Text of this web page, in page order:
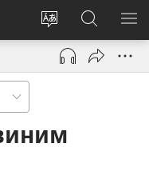
Промени
језик
сајта
Пријава
(отвара
прозор)
Претрага
сајта
JW.ORG